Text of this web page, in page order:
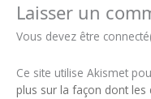
Laisser un
Vous devez être
Ce site utilise Akismet
plus sur la façon dont